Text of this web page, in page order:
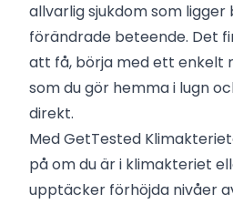
allvarlig sjukdom som ligger
förändrade beteende. Det
att få, börja med ett enkelt
som du gör hemma i lugn
direkt.
Med GetTested
på om du är i klimakteriet
upptäcker förhöjda nivåer